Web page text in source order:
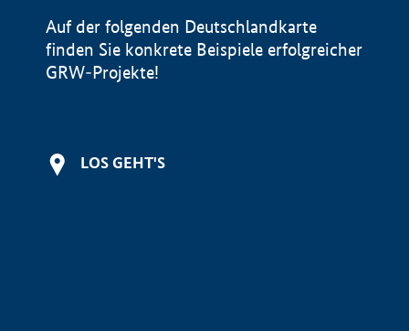
Auf der folgenden Deutschlandkarte
finden Sie konkrete Beispiele erfolgreicher
GRW-Projekte!
LOS GEHT'S